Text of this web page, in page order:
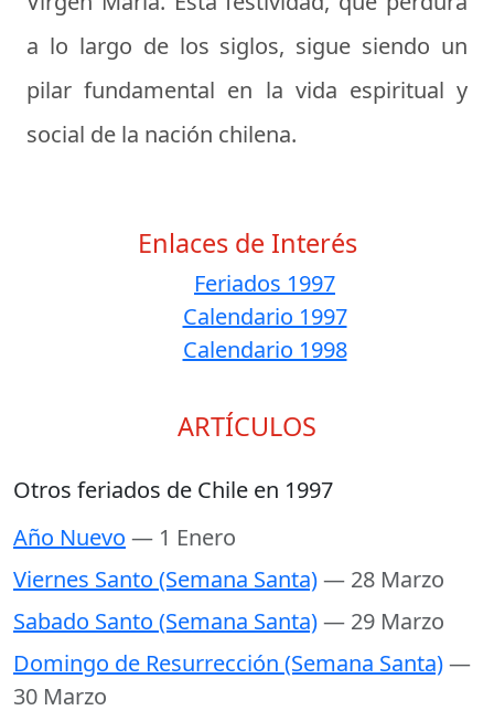
a lo largo de los siglos, sigue siendo un
pilar fundamental en la vida espiritual y
social de la nación chilena.
Enlaces de Interés
Feriados 1997
Calendario 1997
Calendario 1998
ARTÍCULOS
Otros feriados de Chile en 1997
Año Nuevo — 1 Enero
Viernes Santo (Semana Santa)— 28 Marzo
Sabado Santo (Semana Santa)— 29 Marzo
Domingo de Resurrección (Semana Santa)—
30 Marzo